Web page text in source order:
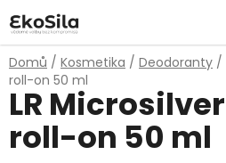
na
obsah
Domů / Kosmetika / Deodoranty /
roll-on 50 ml
LR
roll-on 50 ml